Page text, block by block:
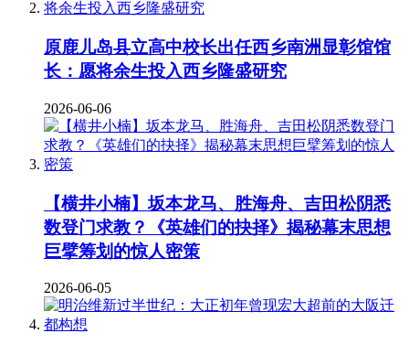
原鹿儿岛县立高中校长出任西乡南洲显彰馆馆
长：愿将余生投入西乡隆盛研究
2026-06-06
【横井小楠】坂本龙马、胜海舟、吉田松阴悉
数登门求教？《英雄们的抉择》揭秘幕末思想
巨擘筹划的惊人密策
2026-06-05